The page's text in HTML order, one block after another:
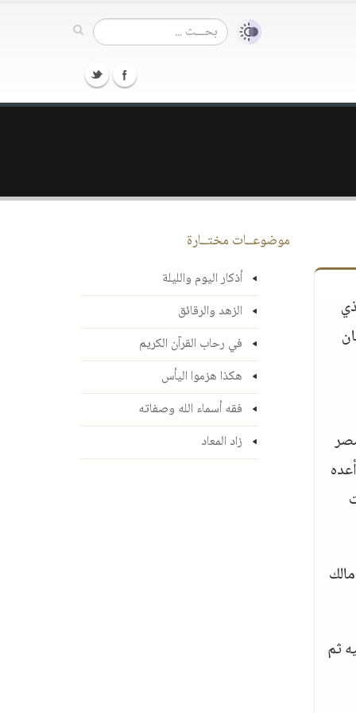
ثم
موضوعــات مختــارة
أذكار اليوم والليلة
الزهد والرقائق
في رحاب القرآن الكريم
هكذا هزموا اليأس
فقه أسماء الله وصفاته
زاد المعاد